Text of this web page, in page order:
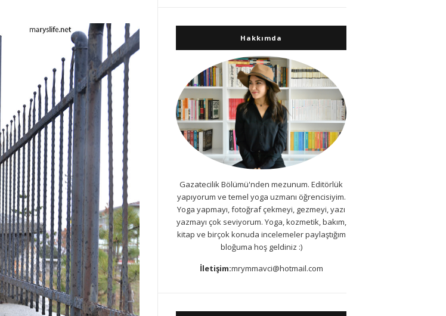
Hakkımda
Gazatecilik Bölümü'nden mezunum. Editörlük
yapıyorum ve temel yoga uzmanı öğrencisiyim.
Yoga yapmayı, fotoğraf çekmeyi, gezmeyi, yazı
yazmayı çok seviyorum. Yoga, kozmetik, bakım,
kitap ve birçok konuda incelemeler paylaştığım
bloğuma hoş geldiniz :)
İletişim:mrymmavci@hotmail.com